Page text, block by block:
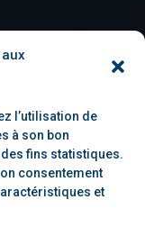
l’utilisation de
à son bon
fins statistiques.
consentement
et